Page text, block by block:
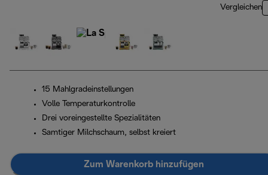
Vergleichen
15 Mahlgradeinstellungen
Volle Temperaturkontrolle
Drei voreingestellte Spezialitäten
Samtiger Milchschaum, selbst kreiert
Zum Warenkorb hinzufügen